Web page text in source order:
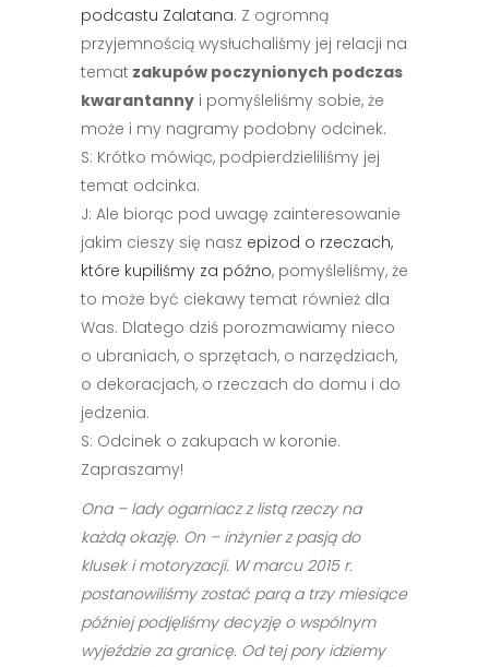
podcastu Zalatana. Z ogromną
przyjemnością wysłuchaliśmy jej relacji na
temat zakupów poczynionych podczas
kwarantanny i pomyśleliśmy sobie, że
może i my nagramy podobny odcinek.
S: Krótko mówiąc, podpierdzieliliśmy jej
temat odcinka.
J: Ale biorąc pod uwagę zainteresowanie
jakim cieszy się nasz epizod o rzeczach,
które kupiliśmy za późno, pomyśleliśmy, że
to może być ciekawy temat również dla
Was. Dlatego dziś porozmawiamy nieco
o ubraniach, o sprzętach, o narzędziach,
o dekoracjach, o rzeczach do domu i do
jedzenia.
S: Odcinek o zakupach w koronie.
Zapraszamy!
Ona – lady ogarniacz z listą rzeczy na
każdą okazję. On – inżynier z pasją do
klusek i motoryzacji. W marcu 2015 r.
postanowiliśmy zostać parą a trzy miesiące
później podjęliśmy decyzję o wspólnym
wyjeździe za granicę. Od tej pory idziemy